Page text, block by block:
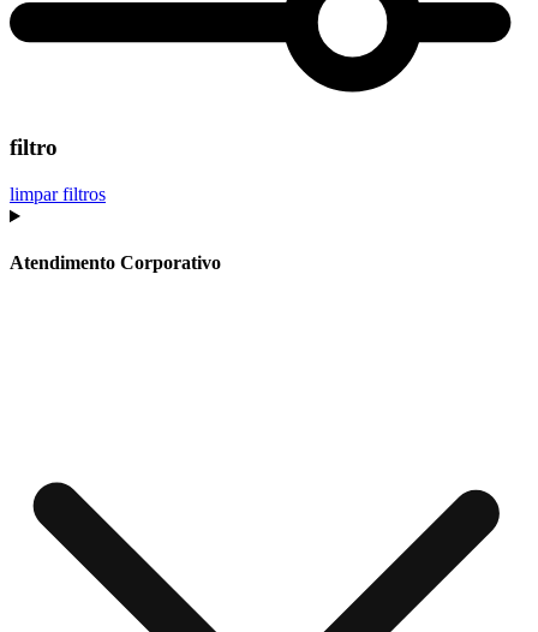
filtro
limpar filtros
Atendimento Corporativo